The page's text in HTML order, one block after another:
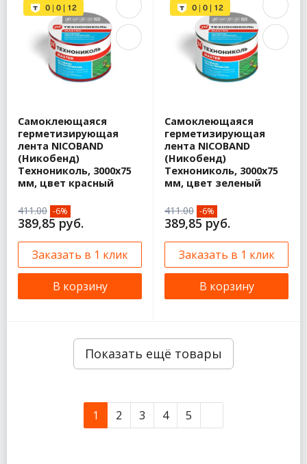
Самоклеющаяся
герметизирующая
лента NICOBAND
(Никобенд)
Технониколь, 3000х75
мм, цвет красный
411.00 -6%
389,85 руб.
Заказать в 1 клик
В корзину
Самоклеющаяся
герметизирующая
лента NICOBAND
(Никобенд)
Технониколь, 3000х75
мм, цвет зеленый
411.00 -6%
389,85 руб.
Заказать в 1 клик
В корзину
Показать ещё товары
1 2 3 4 5